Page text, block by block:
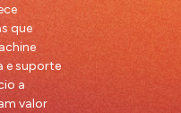
que
e suporte
a
valor